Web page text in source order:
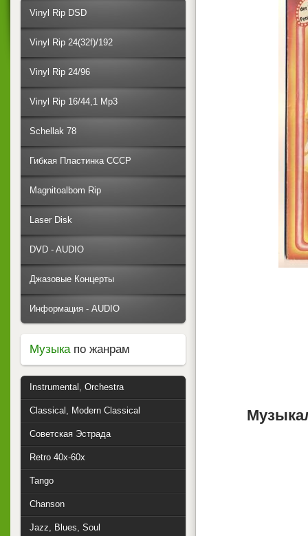
Vinyl Rip DSD
Vinyl Rip 24(32f)/192
Vinyl Rip 24/96
Vinyl Rip 16/44,1 Mp3
Schellak 78
Гибкая Пластинка СССР
Magnitoalbom Rip
Laser Disk
DVD - AUDIO
Джазовые Концерты
Информация - AUDIO
Музыкапо жанрам
Instrumental, Orchestra
Classical, Modern Classical
Советская Эстрада
Retro 40x-60x
Tango
Chanson
Jazz, Blues, Soul